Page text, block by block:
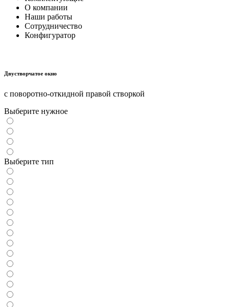
О компании
Наши работы
Сотрудничество
Конфигуратор
Двустворчатое окно
с поворотно-откидной правой створкой
Выберите нужное
Выберите тип